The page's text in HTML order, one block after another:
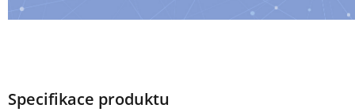
Specifikace produktu